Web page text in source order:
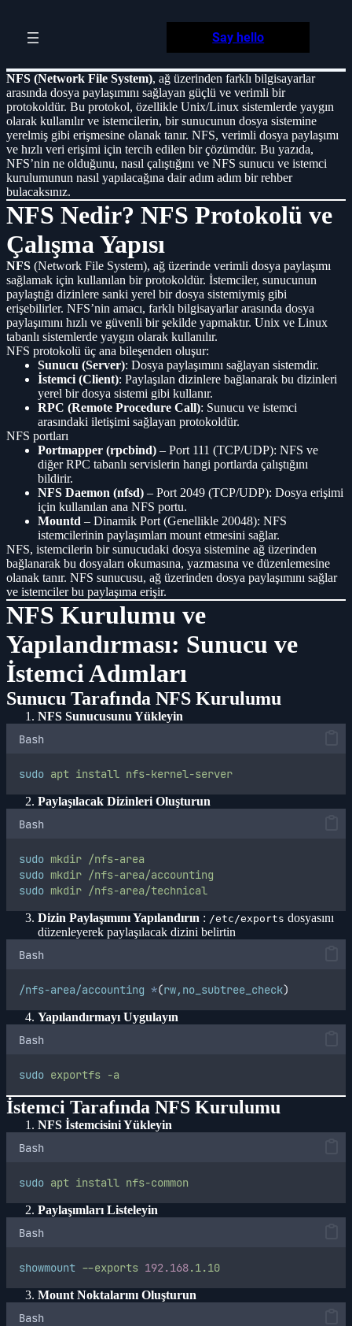
content
Say hello
NFS (Network File System), ağ üzerinden farklı bilgisayarlar
arasında dosya paylaşımını sağlayan güçlü ve verimli bir
protokoldür. Bu protokol, özellikle Unix/Linux sistemlerde yaygın
olarak kullanılır ve istemcilerin, bir sunucunun dosya sistemine
yerelmiş gibi erişmesine olanak tanır. NFS, verimli dosya paylaşımı
ve hızlı veri erişimi için tercih edilen bir çözümdür. Bu yazıda,
NFS’nin ne olduğunu, nasıl çalıştığını ve NFS sunucu ve istemci
kurulumunun nasıl yapılacağına dair adım adım bir rehber
bulacaksınız.
NFS Nedir? NFS Protokolü ve
Çalışma Yapısı
NFS (Network File System), ağ üzerinde verimli dosya paylaşımı
sağlamak için kullanılan bir protokoldür. İstemciler, sunucunun
paylaştığı dizinlere sanki yerel bir dosya sistemiymiş gibi
erişebilirler. NFS’nin amacı, farklı bilgisayarlar arasında dosya
paylaşımını hızlı ve güvenli bir şekilde yapmaktır. Unix ve Linux
tabanlı sistemlerde yaygın olarak kullanılır.
NFS protokolü üç ana bileşenden oluşur:
Sunucu (Server): Dosya paylaşımını sağlayan sistemdir.
İstemci (Client): Paylaşılan dizinlere bağlanarak bu dizinleri
yerel bir dosya sistemi gibi kullanır.
RPC (Remote Procedure Call): Sunucu ve istemci
arasındaki iletişimi sağlayan protokoldür.
NFS portları
Portmapper (rpcbind) – Port 111 (TCP/UDP): NFS ve
diğer RPC tabanlı servislerin hangi portlarda çalıştığını
bildirir.
NFS Daemon (nfsd) – Port 2049 (TCP/UDP): Dosya erişimi
için kullanılan ana NFS portu.
Mountd – Dinamik Port (Genellikle 20048): NFS
istemcilerinin paylaşımları mount etmesini sağlar.
NFS, istemcilerin bir sunucudaki dosya sistemine ağ üzerinden
bağlanarak bu dosyaları okumasına, yazmasına ve düzenlemesine
olanak tanır. NFS sunucusu, ağ üzerinden dosya paylaşımını sağlar
ve istemciler bu paylaşıma erişir.
NFS Kurulumu ve
Yapılandırması: Sunucu ve
İstemci Adımları
Sunucu Tarafında NFS Kurulumu
NFS Sunucusunu Yükleyin
Bash
sudo apt install nfs-kernel-server
Paylaşılacak Dizinleri Oluşturun
Bash
sudo mkdir /nfs-area
sudo mkdir /nfs-area/accounting
sudo mkdir /nfs-area/technical
Dizin Paylaşımını Yapılandırın : /etc/exports dosyasını
düzenleyerek paylaşılacak dizini belirtin
Bash
/nfs-area/accounting *(rw,no_subtree_check)
Yapılandırmayı Uygulayın
Bash
sudo exportfs -a
İstemci Tarafında NFS Kurulumu
NFS İstemcisini Yükleyin
Bash
sudo apt install nfs-common
Paylaşımları Listeleyin
Bash
showmount --exports 192.168.1.10
Mount Noktalarını Oluşturun
Bash